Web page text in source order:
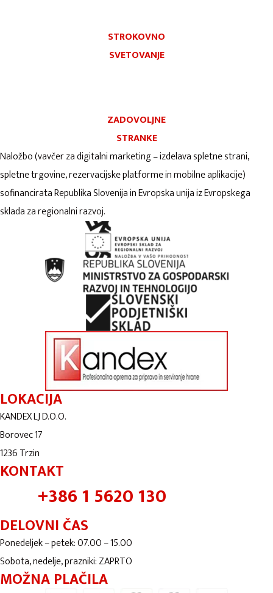
STROKOVNO
SVETOVANJE
ZADOVOLJNE
STRANKE
Naložbo (vavčer za digitalni marketing – izdelava spletne strani,
spletne trgovine, rezervacijske platforme in mobilne aplikacije)
sofinancirata Republika Slovenija in Evropska unija iz Evropskega
sklada za regionalni razvoj.
LOKACIJA
KANDEX LJ D.O.O.
Borovec 17
1236 Trzin
KONTAKT
+386 1 5620 130
DELOVNI ČAS
Ponedeljek – petek: 07.00 – 15.00
Sobota, nedelje, prazniki: ZAPRTO
MOŽNA PLAČILA